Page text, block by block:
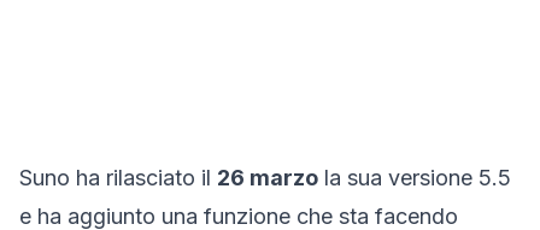
Suno ha rilasciato il 26 marzo la sua versione 5.5
e ha aggiunto una funzione che sta facendo